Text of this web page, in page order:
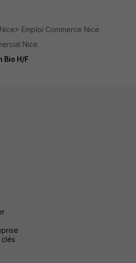
Emploi Commerce Nice
Nice
Bio H/F